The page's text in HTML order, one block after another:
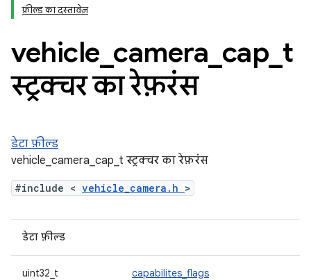
फ़ील्ड का दस्तावेज़
vehicle camera cap t
स्ट्रक्चर का रेफ़रंस
डेटा फ़ील्ड
vehicle_camera_cap_t स्ट्रक्चर का रेफ़रंस
#include < vehicle_camera.h >
डेटा फ़ील्ड
uint32_t capabilites_flags